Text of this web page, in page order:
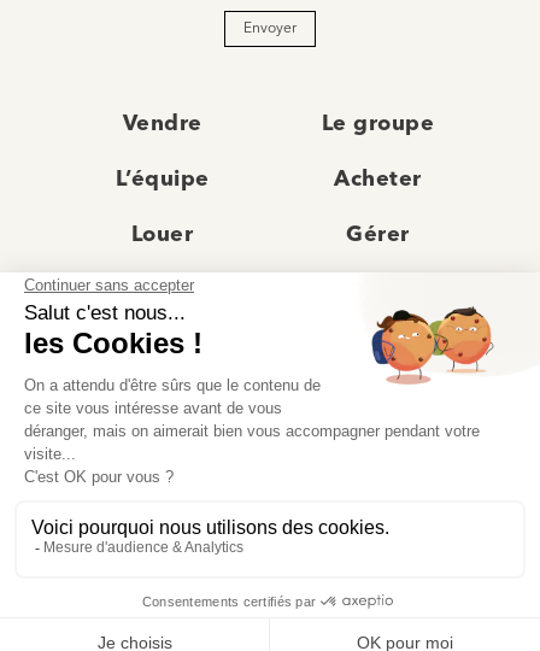
Envoyer
Vendre Le groupe
L’équipe Acheter
Louer Gérer
Actualités
Recrutement Avis clients
Prestige
© Moriss Immobilier 2025 – Tous droits réservés –
Politique de confidentialité
Règlement jeu concours